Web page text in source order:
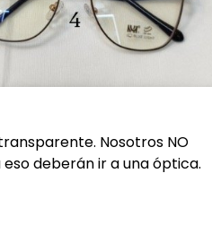
Nosotros NO
deberán ir a una óptica.